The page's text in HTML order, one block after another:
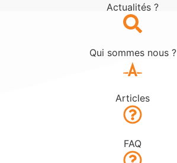
Actualités ?
Qui sommes nous ?
Articles
FAQ